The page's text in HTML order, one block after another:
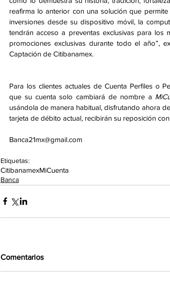
reafirma lo anterior con una solución que
inversiones desde su dispositivo móvil, la
tendrán acceso a preventas exclusivas para los
promociones exclusivas durante todo el año”,
Captación de Citibanamex.
Para los clientes actuales de Cuenta Perfiles o
que su cuenta solo cambiará de nombre a
usándola de manera habitual, disfrutando ahora
tarjeta de débito actual, recibirán su reposición
Banca21mx@gmail.com
Etiquetas:
CitibanamexMiCuenta
Banca
Comentarios